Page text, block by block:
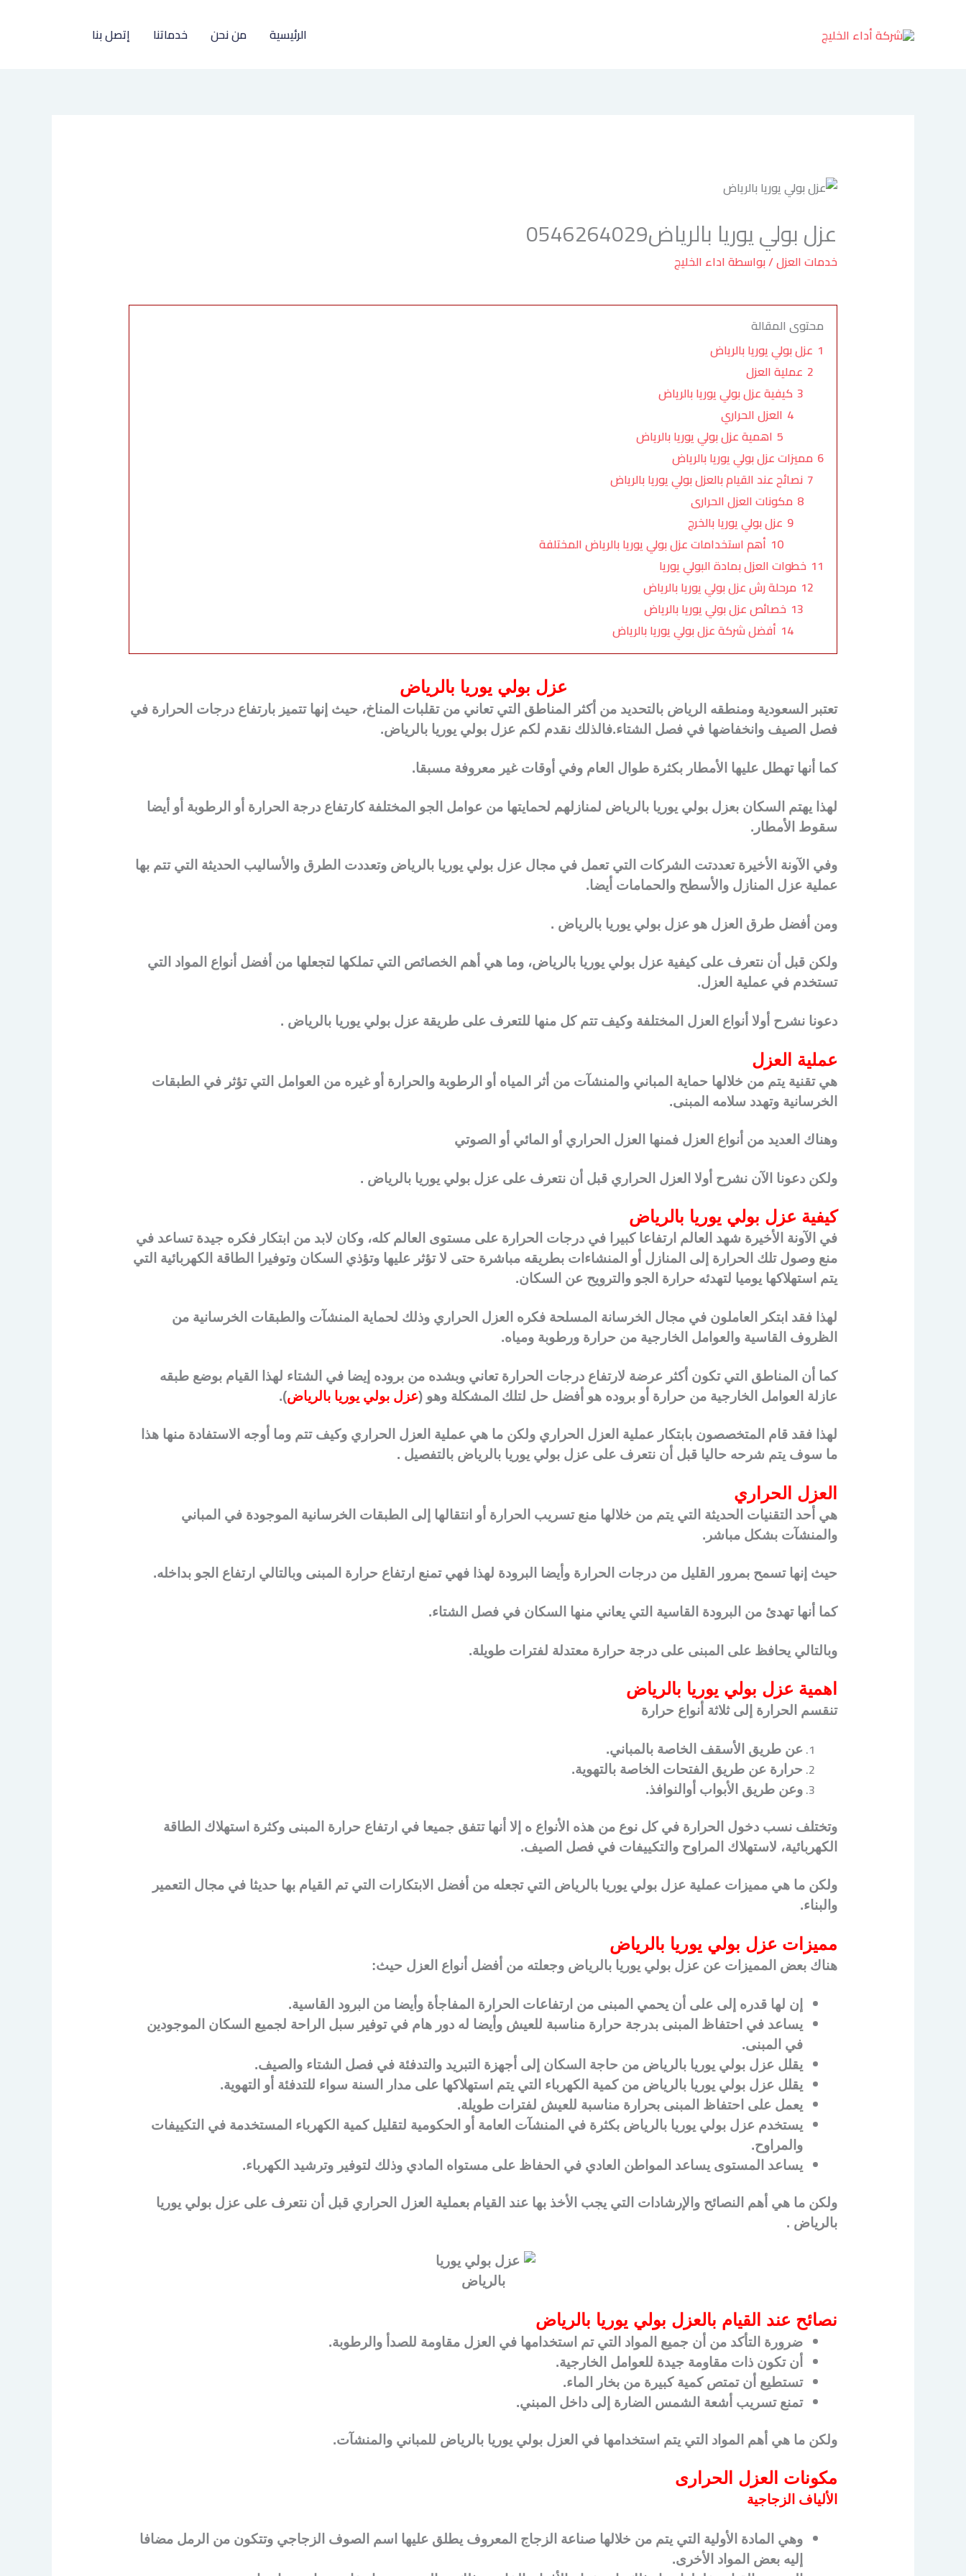
الرئيسية من نحن خدماتنا إتصل بنا
عزل بولي يوريا بالرياض0546264029
خدمات العزل/ بواسطةاداء الخليج
محتوى المقالة
1 عزل بولي يوريا بالرياض
2 عملية العزل
3 كيفية عزل بولي يوريا بالرياض
4 العزل الحراري
5 اهمية عزل بولي يوريا بالرياض
6 مميزات عزل بولي يوريا بالرياض
7 نصائح عند القيام بالعزل بولي يوريا بالرياض
8 مكونات العزل الحرارى
9 عزل بولي يوريا بالخرج
10 أهم استخدامات عزل بولي يوريا بالرياض المختلفة
11 خطوات العزل بمادة البولي يوريا
12 مرحلة رش عزل بولي يوريا بالرياض
13 خصائص عزل بولي يوريا بالرياض
14 أفضل شركة عزل بولي يوريا بالرياض
عزل بولي يوريا بالرياض
تعتبر السعودية ومنطقه الرياض بالتحديد من أكثر المناطق التي تعاني من تقلبات المناخ، حيث إنها تتميز بارتفاع درجات الحرارة في
فصل الصيف وانخفاضها في فصل الشتاء.فالذلك نقدم لكم عزل بولي يوريا بالرياض.
كما أنها تهطل عليها الأمطار بكثرة طوال العام وفي أوقات غير معروفة مسبقا.
لهذا يهتم السكان بعزل بولي يوريا بالرياض لمنازلهم لحمايتها من عوامل الجو المختلفة كارتفاع درجة الحرارة أو الرطوبة أو أيضا
سقوط الأمطار.
وفي الآونة الأخيرة تعددتت الشركات التي تعمل في مجال عزل بولي يوريا بالرياض وتعددت الطرق والأساليب الحديثة التي تتم بها
عملية عزل المنازل والأسطح والحمامات أيضا.
ومن أفضل طرق العزل هو عزل بولي يوريا بالرياض .
ولكن قبل أن نتعرف على كيفية عزل بولي يوريا بالرياض، وما هي أهم الخصائص التي تملكها لتجعلها من أفضل أنواع المواد التي
تستخدم في عملية العزل.
دعونا نشرح أولا أنواع العزل المختلفة وكيف تتم كل منها للتعرف على طريقة عزل بولي يوريا بالرياض .
عملية العزل
هي تقنية يتم من خلالها حماية المباني والمنشآت من أثر المياه أو الرطوبة والحرارة أو غيره من العوامل التي تؤثر في الطبقات
الخرسانية وتهدد سلامه المبنى.
وهناك العديد من أنواع العزل فمنها العزل الحراري أو المائي أو الصوتي
ولكن دعونا الآن نشرح أولا العزل الحراري قبل أن نتعرف على عزل بولي يوريا بالرياض .
كيفية عزل بولي يوريا بالرياض
في الآونة الأخيرة شهد العالم ارتفاعا كبيرا في درجات الحرارة على مستوى العالم كله، وكان لابد من ابتكار فكره جيدة تساعد في
منع وصول تلك الحرارة إلى المنازل أو المنشاءات بطريقه مباشرة حتى لا تؤثر عليها وتؤذي السكان وتوفيرا الطاقة الكهربائية التي
يتم استهلاكها يوميا لتهدئه حرارة الجو والترويح عن السكان.
لهذا فقد ابتكر العاملون في مجال الخرسانة المسلحة فكره العزل الحراري وذلك لحماية المنشآت والطبقات الخرسانية من
الظروف القاسية والعوامل الخارجية من حرارة ورطوبة ومياه.
كما أن المناطق التي تكون أكثر عرضة لارتفاع درجات الحرارة تعاني وبشده من بروده إيضا في الشتاء لهذا القيام بوضع طبقه
عازلة العوامل الخارجية من حرارة أو بروده هو أفضل حل لتلك المشكلة وهو (عزل بولي يوريا بالرياض).
لهذا فقد قام المتخصصون بابتكار عملية العزل الحراري ولكن ما هي عملية العزل الحراري وكيف تتم وما أوجه الاستفادة منها هذا
ما سوف يتم شرحه حاليا قبل أن نتعرف على عزل بولي يوريا بالرياض بالتفصيل .
العزل الحراري
هي أحد التقنيات الحديثة التي يتم من خلالها منع تسريب الحرارة أو انتقالها إلى الطبقات الخرسانية الموجودة في المباني
والمنشآت بشكل مباشر.
حيث إنها تسمح بمرور القليل من درجات الحرارة وأيضا البرودة لهذا فهي تمنع ارتفاع حرارة المبنى وبالتالي ارتفاع الجو بداخله.
كما أنها تهدئ من البرودة القاسية التي يعاني منها السكان في فصل الشتاء.
وبالتالي يحافظ على المبنى على درجة حرارة معتدلة لفترات طويلة.
اهمية عزل بولي يوريا بالرياض
تنقسم الحرارة إلى ثلاثة أنواع حرارة
عن طريق الأسقف الخاصة بالمباني.
حرارة عن طريق الفتحات الخاصة بالتهوية.
وعن طريق الأبواب أوالنوافذ.
وتختلف نسب دخول الحرارة في كل نوع من هذه الأنواع ه إلا أنها تتفق جميعا في ارتفاع حرارة المبنى وكثرة استهلاك الطاقة
الكهربائية، لاستهلاك المراوح والتكييفات في فصل الصيف.
ولكن ما هي مميزات عملية عزل بولي يوريا بالرياض التي تجعله من أفضل الابتكارات التي تم القيام بها حديثا في مجال التعمير
والبناء.
مميزات عزل بولي يوريا بالرياض
هناك بعض المميزات عن عزل بولي يوريا بالرياض وجعلته من أفضل أنواع العزل حيث:
إن لها قدره إلى على أن يحمي المبنى من ارتفاعات الحرارة المفاجأة وأيضا من البرود القاسية.
يساعد في احتفاظ المبنى بدرجة حرارة مناسبة للعيش وأيضا له دور هام في توفير سبل الراحة لجميع السكان الموجودين
في المبنى.
يقلل عزل بولي يوريا بالرياض من حاجة السكان إلى أجهزة التبريد والتدفئة في فصل الشتاء والصيف.
يقلل عزل بولي يوريا بالرياض من كمية الكهرباء التي يتم استهلاكها على مدار السنة سواء للتدفئة أو التهوية.
يعمل على احتفاظ المبنى بحرارة مناسبة للعيش لفترات طويلة.
يستخدم عزل بولي يوريا بالرياض بكثرة في المنشآت العامة أو الحكومية لتقليل كمية الكهرباء المستخدمة في التكييفات
والمراوح.
يساعد المستوى يساعد المواطن العادي في الحفاظ على مستواه المادي وذلك لتوفير وترشيد الكهرباء.
ولكن ما هي أهم النصائح والإرشادات التي يجب الأخذ بها عند القيام بعملية العزل الحراري قبل أن نتعرف على عزل بولي يوريا
بالرياض .
نصائح عند القيام بالعزل بولي يوريا بالرياض
ضرورة التأكد من أن جميع المواد التي تم استخدامها في العزل مقاومة للصدأ والرطوبة.
أن تكون ذات مقاومة جيدة للعوامل الخارجية.
تستطيع أن تمتص كمية كبيرة من بخار الماء.
تمنع تسريب أشعة الشمس الضارة إلى داخل المبني.
ولكن ما هي أهم المواد التي يتم استخدامها في العزل بولي يوريا بالرياض للمباني والمنشآت.
مكونات العزل الحرارى
الألياف الزجاجية
وهي المادة الأولية التي يتم من خلالها صناعة الزجاج المعروف يطلق عليها اسم الصوف الزجاجي وتتكون من الرمل مضافا
إليه بعض المواد الأخرى.